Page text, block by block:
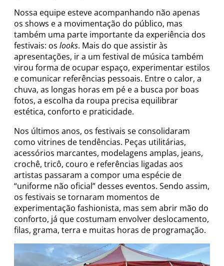
Nossa equipe esteve acompanhando não apenas
os shows e a movimentação do público, mas
também uma parte importante da experiência dos
festivais: os looks. Mais do que assistir às
apresentações, ir a um festival de música também
virou forma de ocupar espaço, experimentar estilos
e comunicar referências pessoais. Entre o calor, a
chuva, as longas horas em pé e a busca por boas
fotos, a escolha da roupa precisa equilibrar
estética, conforto e praticidade.
Nos últimos anos, os festivais se consolidaram
como vitrines de tendências. Peças utilitárias,
acessórios marcantes, modelagens amplas, jeans,
crochê, tricô, couro e referências ligadas aos
artistas passaram a compor uma espécie de
“uniforme não oficial” desses eventos. Sendo assim,
os festivais se tornaram momentos de
experimentação fashionista, mas sem abrir mão do
conforto, já que costumam envolver deslocamento,
filas, grama, terra e muitas horas de programação.